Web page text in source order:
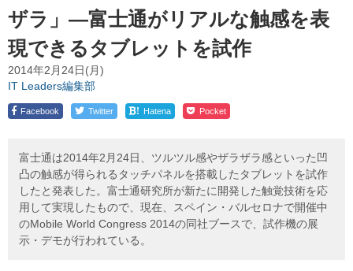
ザラ」―富士通がリアルな触感を表
現できるタブレットを試作
2014年2月24日(月)
IT Leaders編集部
Facebook Twitter ! Hatena Pocket
富士通は2014年2月24日、ツルツル感やザラザラ感といった凹
凸の触感が得られるタッチパネルを搭載したタブレットを試作
したと発表した。富士通研究所が新たに開発した触覚技術を応
用して実現したもので、現在、スペイン・バルセロナで開催中
のMobile World Congress 2014の同社ブースで、試作機の展
示・デモが行われている。